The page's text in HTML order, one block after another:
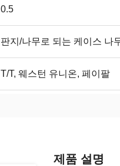
0.5
판지/나무로 되는 케이스 나
T/T, 웨스턴 유니온, 페이팔
제품 설명